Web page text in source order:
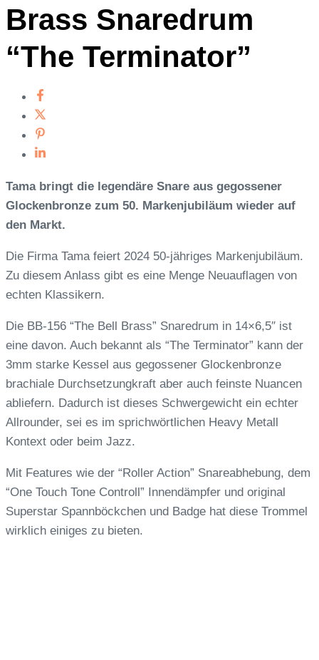
Brass Snaredrum
“The Terminator”
Tama bringt die legendäre Snare aus gegossener
Glockenbronze zum 50. Markenjubiläum wieder auf
den Markt.
Die Firma Tama feiert 2024 50-jähriges Markenjubiläum.
Zu diesem Anlass gibt es eine Menge Neuauflagen von
echten Klassikern.
Die BB-156 “The Bell Brass” Snaredrum in 14×6,5″ ist
eine davon. Auch bekannt als “The Terminator” kann der
3mm starke Kessel aus gegossener Glockenbronze
brachiale Durchsetzungkraft aber auch feinste Nuancen
abliefern. Dadurch ist dieses Schwergewicht ein echter
Allrounder, sei es im sprichwörtlichen Heavy Metall
Kontext oder beim Jazz.
Mit Features wie der “Roller Action” Snareabhebung, dem
“One Touch Tone Controll” Innendämpfer und original
Superstar Spannböckchen und Badge hat diese Trommel
wirklich einiges zu bieten.